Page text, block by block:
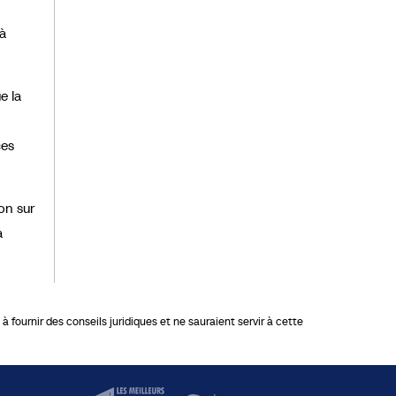
la
sur
fournir des conseils juridiques et ne sauraient servir à cette